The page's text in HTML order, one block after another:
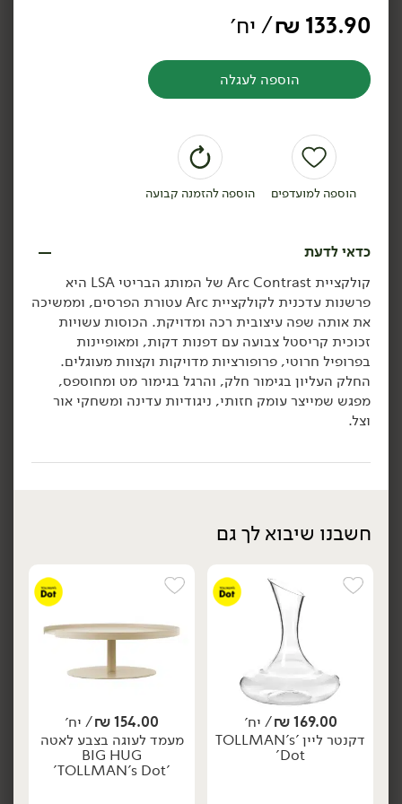
קערה RIVIERA כחול -
'TOLLMAN's Dot'
יח׳ יח׳
79.90
₪/ יח׳
קופסאת איחסון קרמית עם
מכסה עגול לבן -
'TOLLMAN's Dot'
יח׳
79.90
₪/ יח׳
קופסאת איחסון קרמית עם
מכסה עגול אפור -
'TOLLMAN's Dot'
יח׳
₪/ יח׳
קופסאת איחסון קרמית עם
מכסה מלבן לבן -
הוספה לסל
94.90
₪/ יח׳
קופסאת איחסון קרמית עם
הוספה לסל
133.90
₪/ יח׳
הוספה לעגלה
הוספה למועדפים הוספה להזמנה קבועה
כדאי לדעת
קולקציית Arc Contrast של המותג הבריטי LSA היא
פרשנות עדכנית לקולקציית Arc עטורת הפרסים, וממשיכה
את אותה שפה עיצובית רכה ומדויקת. הכוסות עשויות
זכוכית קריסטל צבועה עם דפנות דקות, ומאופיינות
בפרופיל חרוטי, פרופורציות מדויקות וקצוות מעוגלים.
החלק העליון בגימור חלק, והרגל בגימור מט ומחוספס,
מפגש שמייצר עומק חזותי, ניגודיות עדינה ומשחקי אור
וצל.
חשבנו שיבוא לך גם
169.00
₪/ יח׳
דקנטר ליין 'TOLLMAN's
Dot'
154.00
₪/ יח׳
מעמד לעוגה בצבע לאטה
BIG HUG
'TOLLMAN's Dot'